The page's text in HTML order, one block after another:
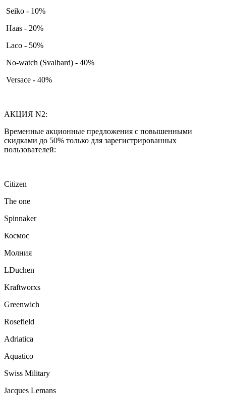
Seiko - 10%
Haas - 20%
Laco - 50%
No-watch (Svalbard) - 40%
Versace - 40%
АКЦИЯ N2:
Временные акционные предложения с повышенными
скидками до 50% только для зарегистрированных
пользователей:
Citizen
The one
Spinnaker
Космос
Молния
LDuchen
Kraftworxs
Greenwich
Rosefield
Adriatica
Aquatico
Swiss Military
Jacques Lemans